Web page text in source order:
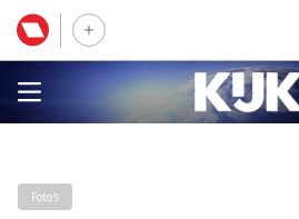
Foto's